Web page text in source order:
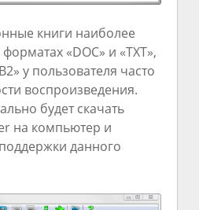
книги наиболее
«DOC» и «TXT»,
у пользователя часто
воспроизведения.
будет скачать
на компьютер и
данного